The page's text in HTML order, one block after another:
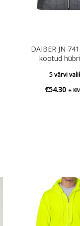
DAIBER JN
kootud
5 värvi
€54.30 +